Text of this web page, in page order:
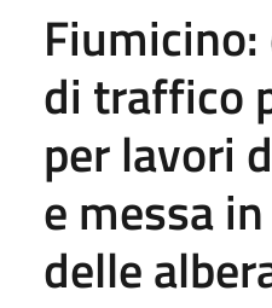
di traffico
per lavori
e messa
delle